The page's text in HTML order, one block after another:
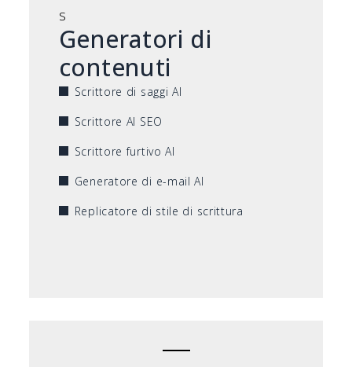
s
Generatori di
contenuti
Scrittore di saggi AI
Scrittore AI SEO
Scrittore furtivo AI
Generatore di e-mail AI
Replicatore di stile di scrittura